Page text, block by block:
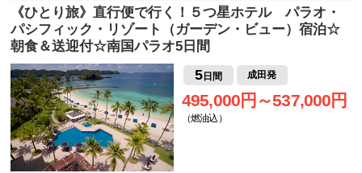
《ひとり旅》直行便で行く！５つ星ホテル パラオ・
パシフィック・リゾート（ガーデン・ビュー）宿泊☆
朝食＆送迎付☆南国パラオ5日間
5日間 成田発
495,000円～537,000円
（燃油込）